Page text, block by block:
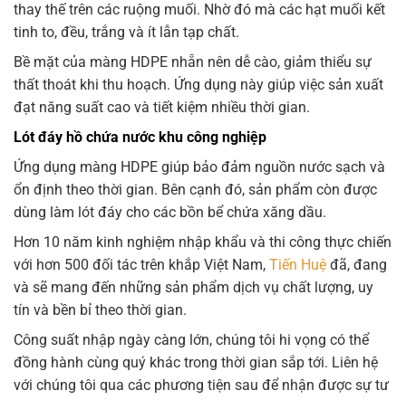
thay thế trên các ruộng muối. Nhờ đó mà các hạt muối kết
tinh to, đều, trắng và ít lẫn tạp chất.
Bề mặt của màng HDPE nhẵn nên dễ cào, giảm thiểu sự
thất thoát khi thu hoạch. Ứng dụng này giúp việc sản xuất
đạt năng suất cao và tiết kiệm nhiều thời gian.
Lót đáy hồ chứa nước khu công nghiệp
Ứng dụng màng HDPE giúp bảo đảm nguồn nước sạch và
ổn định theo thời gian. Bên cạnh đó, sản phẩm còn được
dùng làm lót đáy cho các bồn bể chứa xăng dầu.
Hơn 10 năm kinh nghiệm nhập khẩu và thi công thực chiến
với hơn 500 đối tác trên khắp Việt Nam, Tiến Huệ đã, đang
và sẽ mang đến những sản phẩm dịch vụ chất lượng, uy
tín và bền bỉ theo thời gian.
Công suất nhập ngày càng lớn, chúng tôi hi vọng có thể
đồng hành cùng quý khác trong thời gian sắp tới. Liên hệ
với chúng tôi qua các phương tiện sau để nhận được sự tư